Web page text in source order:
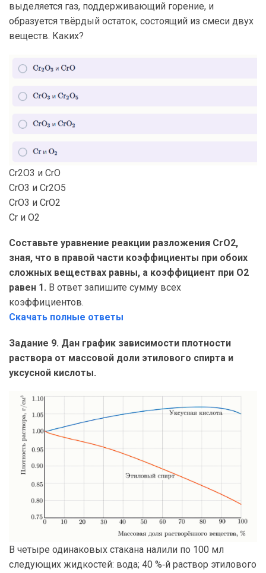
выделяется газ, поддерживающий горение, и
образуется твёрдый остаток, состоящий из смеси двух
веществ. Каких?
Cr2O3 и CrO
CrO3 и Cr2O5
CrO3 и CrO2
Cr и O2
Составьте уравнение реакции разложения CrO2,
зная, что в правой части коэффициенты при обоих
сложных веществах равны, а коэффициент при O2
равен 1. В ответ запишите сумму всех
коэффициентов.
Скачать полные ответы
Задание 9. Дан график зависимости плотности
раствора от массовой доли этилового спирта и
уксусной кислоты.
В четыре одинаковых стакана налили по 100 мл
следующих жидкостей: вода; 40 %‑й раствор этилового